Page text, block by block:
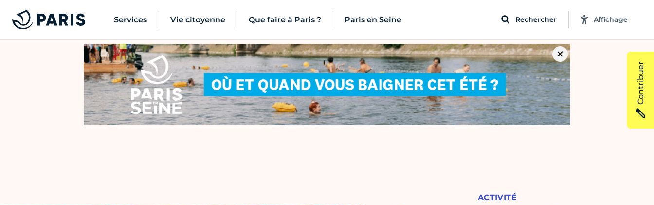
Services Vie citoyenne Que faire à Paris ? Paris en Seine Rechercher Affichage
ACTIVITÉ
Contribuer